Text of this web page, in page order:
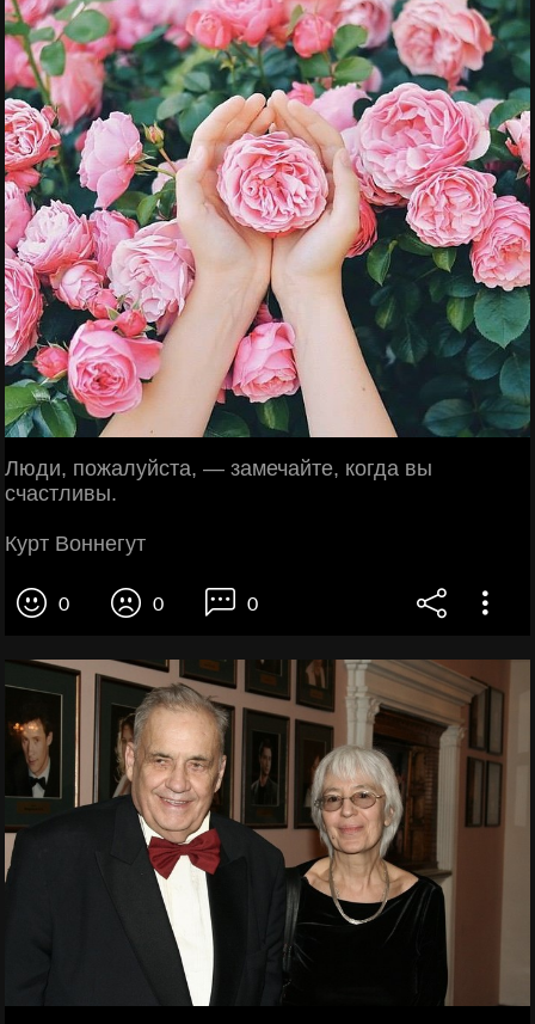
Люди, пожалуйста, — замечайте, когда вы
счастливы.
Курт Воннегут
0 0 0